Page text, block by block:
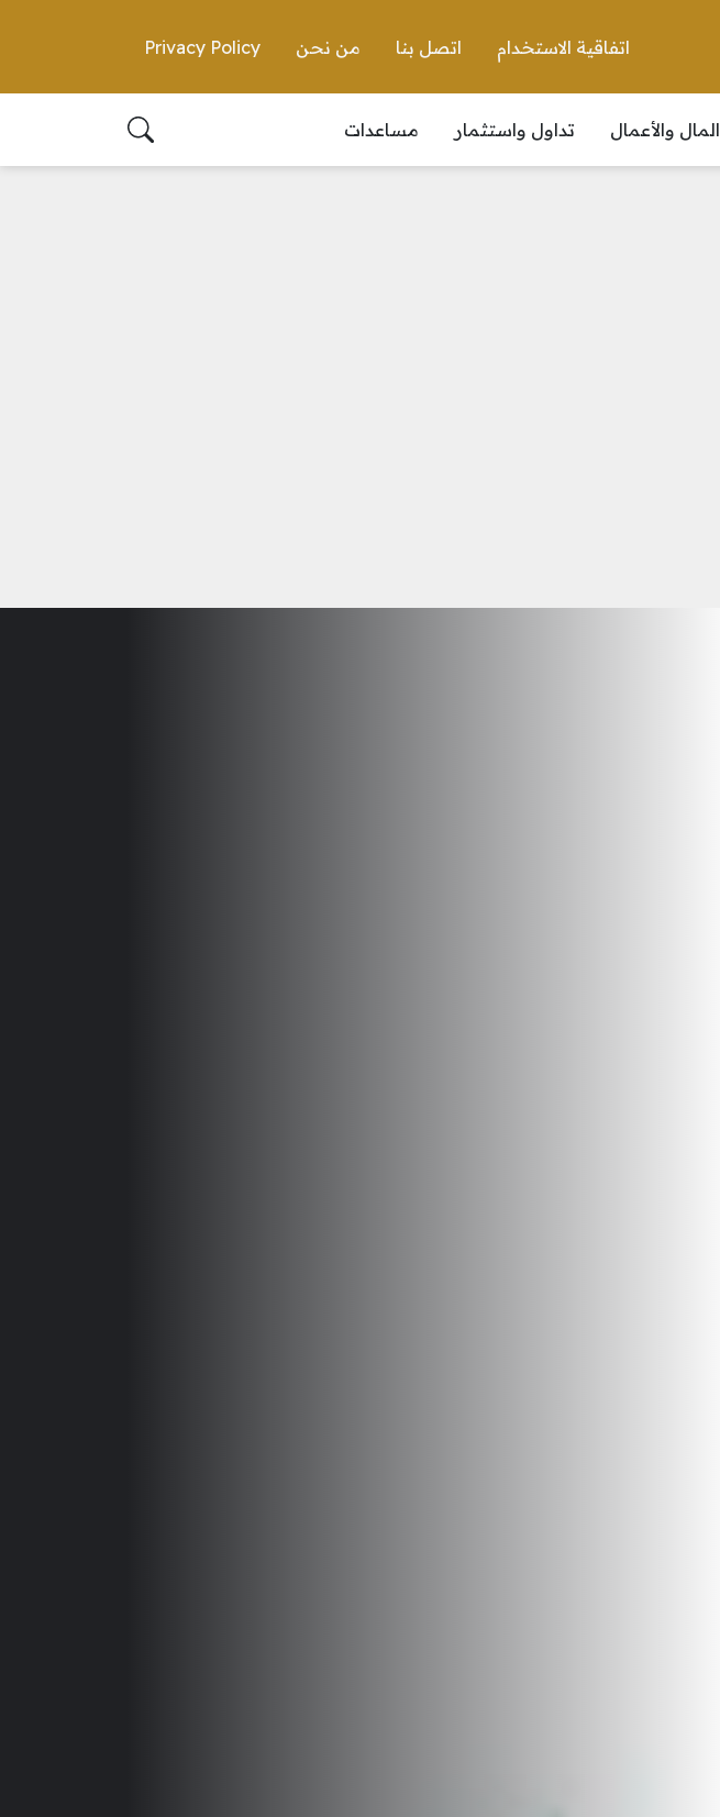
اتفاقية الاستخدام اتصل بنا من نحن Privacy Policy
المال والأعمال تداول واستثمار مساعدات